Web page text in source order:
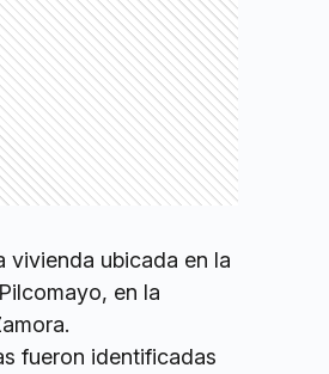
vivienda ubicada en la
en la
fueron identificadas